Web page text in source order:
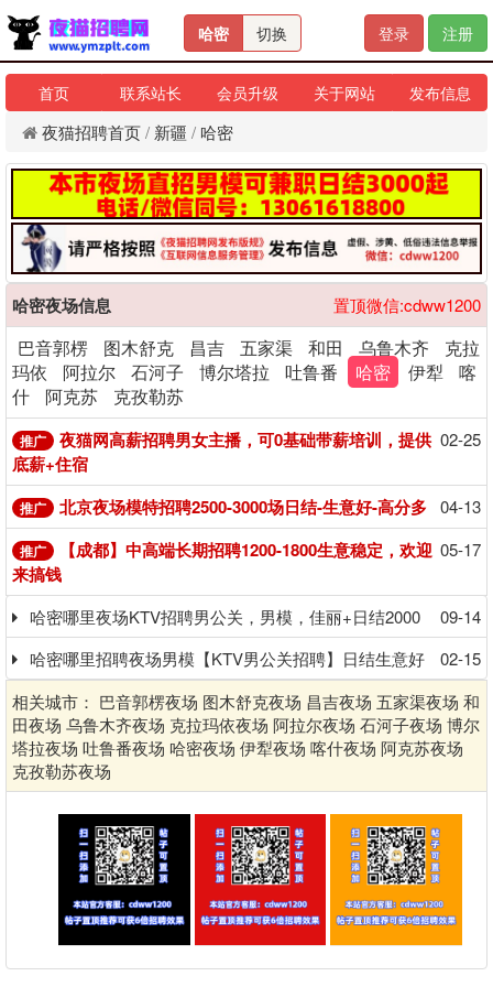
哈密 切换 登录 注册
首页 联系站长 会员升级 关于网站 发布信息
夜猫招聘首页/ 新疆 / 哈密
哈密夜场信息 置顶微信:cdww1200
巴音郭楞 图木舒克 昌吉 五家渠 和田 乌鲁木齐
克拉
玛依
阿拉尔 石河子 博尔塔拉 吐鲁番 哈密 伊犁
喀
什
阿克苏 克孜勒苏
02-25
推广
夜猫网高薪招聘男女主播，可0基础带薪培训，提供
底薪+住宿
04-13
推广 北京夜场模特招聘2500-3000场日结-生意好-高分多
05-17
推广
【成都】中高端长期招聘1200-1800生意稳定，欢迎
来搞钱
09-14
哈密哪里夜场KTV招聘男公关，男模，佳丽+日结2000
02-15
哈密哪里招聘夜场男模【KTV男公关招聘】日结生意好
相关城市： 巴音郭楞夜场 图木舒克夜场 昌吉夜场 五家渠夜场 和
田夜场 乌鲁木齐夜场 克拉玛依夜场 阿拉尔夜场 石河子夜场 博尔
塔拉夜场 吐鲁番夜场 哈密夜场 伊犁夜场 喀什夜场 阿克苏夜场
克孜勒苏夜场